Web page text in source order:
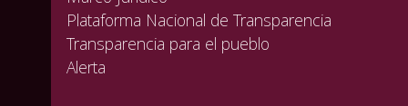
Plataforma Nacional de Transparencia
Transparencia para el pueblo
Alerta